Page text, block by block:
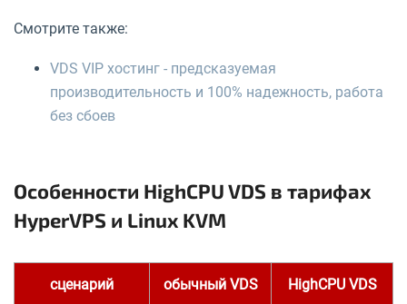
Смотрите также:
VDS VIP хостинг - предсказуемая
производительность и 100% надежность, работа
без сбоев
Особенности HighCPU VDS в тарифах
HyperVPS и Linux KVM
сценарий обычный VDS HighCPU VDS